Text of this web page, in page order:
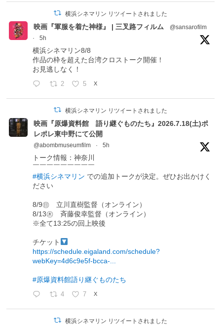
横浜シネマリン リツイートされました
映画『軍服を着た神様』 | 三叉路フィルム
@sansarofilm
·
5h
横浜シネマリン8/8
作品の枠を超えた台湾クロストーク開催！
お見逃しなく！
2 5 X
横浜シネマリン リツイートされました
映画『原爆資料館 語り継ぐものたち』2026.7.18(土)ポ
レポレ東中野にて公開
@abombmuseumfilm · 5h
トーク情報：神奈川
￣￣￣￣￣￣￣￣￣
#横浜シネマリン での追加トークが決定。ぜひお出かけく
ださい
8/9㊐ 立川直樹監督（オンライン）
8/13㊍ 斉藤俊幸監督（オンライン）
※全て13:25の回上映後
チケット
https://schedule.eigaland.com/schedule?
webKey=4d6c9e5f-bcca-...
#原爆資料館語り継ぐものたち
4 7 X
横浜シネマリン リツイートされました